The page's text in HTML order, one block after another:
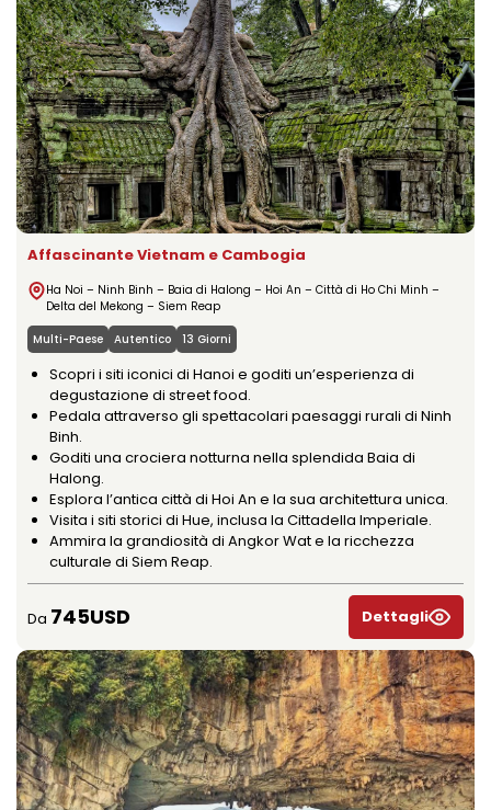
Affascinante Vietnam e Cambogia
Ha Noi – Ninh Binh – Baia di Halong – Hoi An – Città di Ho Chi Minh –
Delta del Mekong – Siem Reap
Multi-Paese
Autentico 13 Giorni
Scopri i siti iconici di Hanoi e goditi un’esperienza di
degustazione di street food.
Pedala attraverso gli spettacolari paesaggi rurali di Ninh
Binh.
Goditi una crociera notturna nella splendida Baia di
Halong.
Esplora l’antica città di Hoi An e la sua architettura unica.
Visita i siti storici di Hue, inclusa la Cittadella Imperiale.
Ammira la grandiosità di Angkor Wat e la ricchezza
culturale di Siem Reap.
Da 745USD Dettagli